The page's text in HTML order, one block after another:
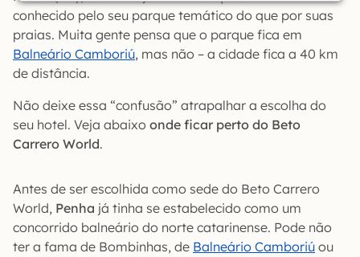
conhecido pelo seu parque temático do que por suas
praias. Muita gente pensa que o parque fica em
Balneário Camboriú, mas não – a cidade fica a 40 km
de distância.
Não deixe essa “confusão” atrapalhar a escolha do
seu hotel. Veja abaixo onde ficar perto do Beto
Carrero World.
Antes de ser escolhida como sede do Beto Carrero
World, Penha já tinha se estabelecido como um
concorrido balneário do norte catarinense. Pode não
ter a fama de Bombinhas, de Balneário Camboriú ou